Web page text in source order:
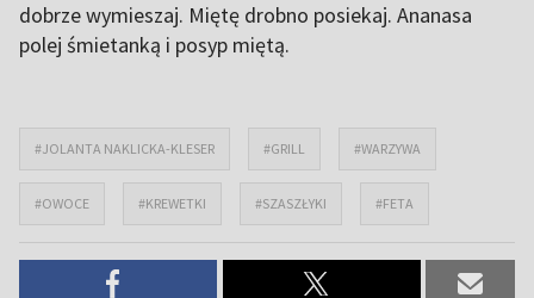
dobrze wymieszaj. Miętę drobno posiekaj. Ananasa
polej śmietanką i posyp miętą.
#JOLANTA NAKLICKA-KLESER #GRILL #WARZYWA
#OWOCE #KREWETKI #SZASZŁYKI #FETA